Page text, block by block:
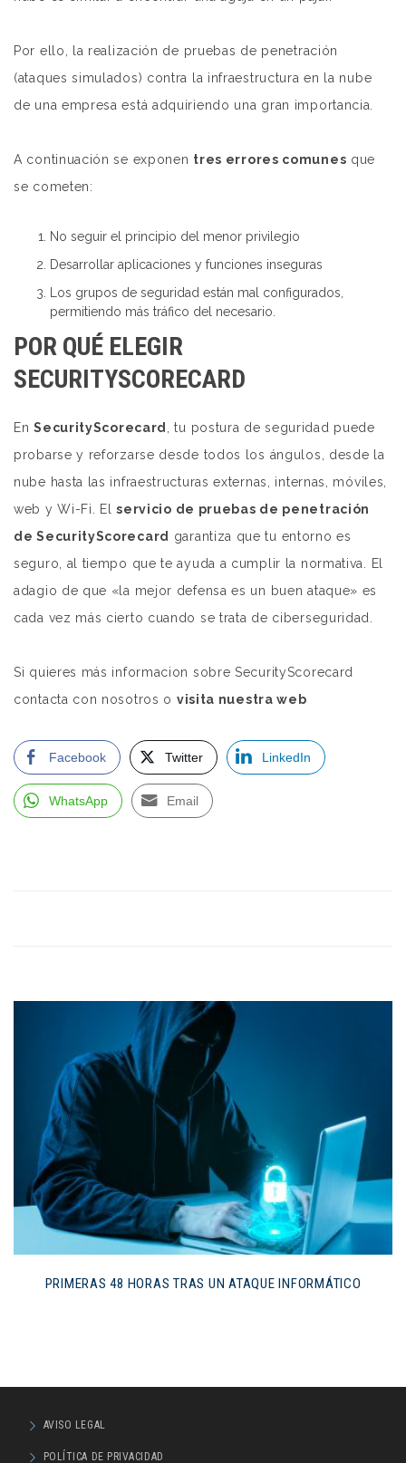
Por ello, la realización de pruebas de penetración
(ataques simulados) contra la infraestructura en la nube
de una empresa está adquiriendo una gran importancia.
A continuación se exponen tres errores comunes que
se cometen:
No seguir el principio del menor privilegio
Desarrollar aplicaciones y funciones inseguras
Los grupos de seguridad están mal configurados,
permitiendo más tráfico del necesario.
POR QUÉ ELEGIR
SECURITYSCORECARD
EnSecurityScorecard
, tu postura de seguridad puede
probarse y reforzarse desde todos los ángulos, desde la
nube hasta las infraestructuras externas, internas, móviles,
web y Wi-Fi. Elservicio de pruebas de penetración
de SecurityScorecard
garantiza que tu entorno es
seguro, al tiempo que te ayuda a cumplir la normativa. El
adagio de que «la mejor defensa es un buen ataque» es
cada vez más cierto cuando se trata de ciberseguridad.
Si quieres más informacion sobre SecurityScorecard
contacta con nosotros o visita nuestra web
Facebook Twitter LinkedIn
WhatsApp Email
PRIMERAS 48 HORAS TRAS UN ATAQUE INFORMÁTICO
AVISO LEGAL
POLÍTICA DE PRIVACIDAD